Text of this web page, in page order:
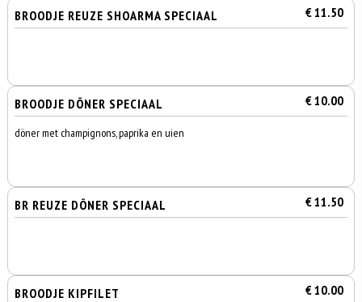
BROODJE REUZE SHOARMA SPECIAAL € 11.50
BROODJE DÖNER SPECIAAL € 10.00
döner met champignons, paprika en uien
BR REUZE DÖNER SPECIAAL € 11.50
BROODJE KIPFILET € 10.00